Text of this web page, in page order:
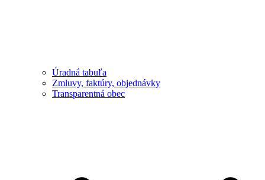
Úradná tabuľa
Zmluvy, faktúry, objednávky
Transparentná obec